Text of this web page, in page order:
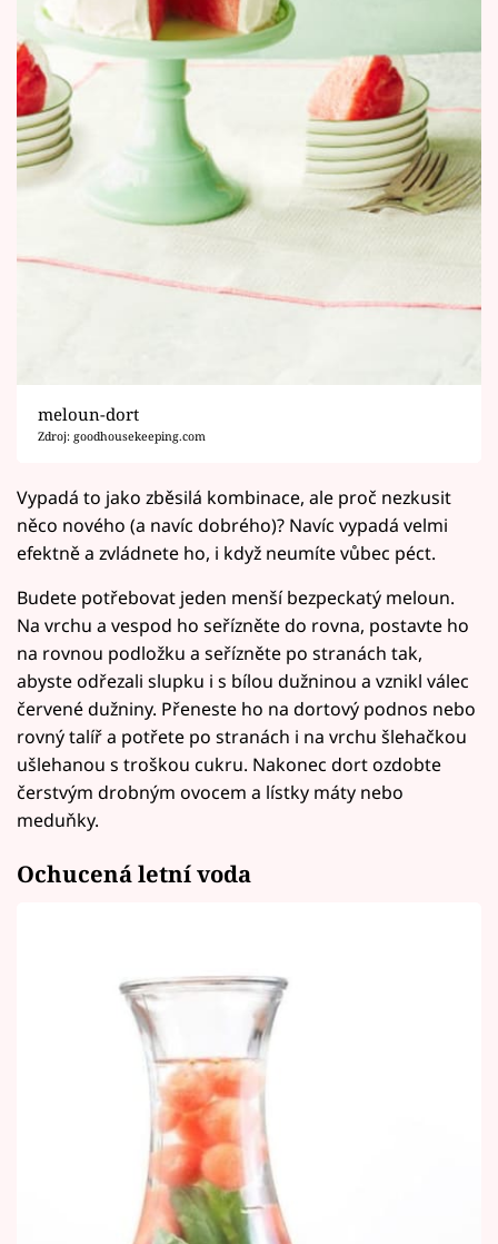
meloun-dort
Zdroj: goodhousekeeping.com
Vypadá to jako zběsilá kombinace, ale proč nezkusit
něco nového (a navíc dobrého)? Navíc vypadá velmi
efektně a zvládnete ho, i když neumíte vůbec péct.
Budete potřebovat jeden menší bezpeckatý meloun.
Na vrchu a vespod ho seřízněte do rovna, postavte ho
na rovnou podložku a seřízněte po stranách tak,
abyste odřezali slupku i s bílou dužninou a vznikl válec
červené dužniny. Přeneste ho na dortový podnos nebo
rovný talíř a potřete po stranách i na vrchu šlehačkou
ušlehanou s troškou cukru. Nakonec dort ozdobte
čerstvým drobným ovocem a lístky máty nebo
meduňky.
Ochucená letní voda